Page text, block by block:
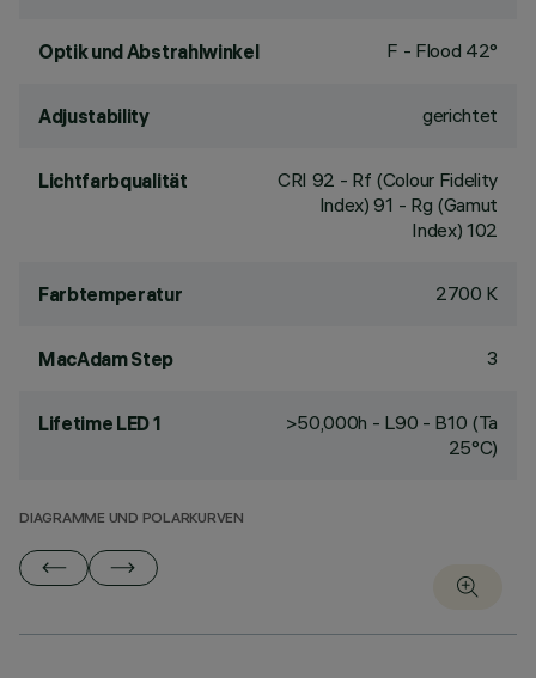
Optik und Abstrahlwinkel F - Flood 42°
Adjustability gerichtet
Lichtfarbqualität CRI 92 - Rf (Colour Fidelity
Index) 91 - Rg (Gamut
Index) 102
Farbtemperatur 2700 K
MacAdam Step 3
Lifetime LED 1
>50,000h - L90 - B10 (Ta
25°C)
DIAGRAMME UND POLARKURVEN